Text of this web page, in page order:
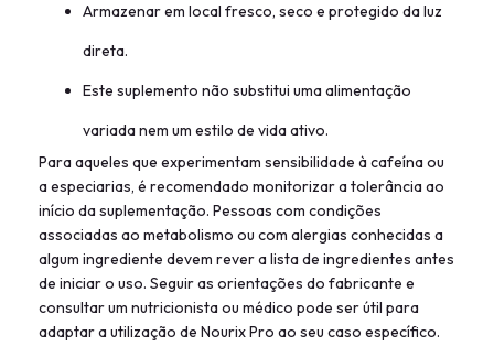
Armazenar em local fresco, seco e protegido da luz
direta.
Este suplemento não substitui uma alimentação
variada nem um estilo de vida ativo.
Para aqueles que experimentam sensibilidade à cafeína ou
a especiarias, é recomendado monitorizar a tolerância ao
início da suplementação. Pessoas com condições
associadas ao metabolismo ou com alergias conhecidas a
algum ingrediente devem rever a lista de ingredientes antes
de iniciar o uso. Seguir as orientações do fabricante e
consultar um nutricionista ou médico pode ser útil para
adaptar a utilização de Nourix Pro ao seu caso específico.